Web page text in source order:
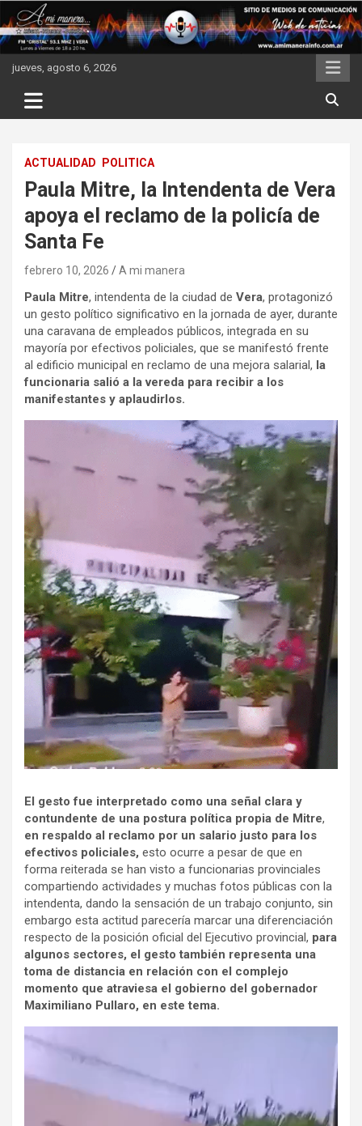
to
content
jueves, agosto 6, 2026
ACTUALIDAD POLITICA
Paula Mitre, la Intendenta de Vera
apoya el reclamo de la policía de
Santa Fe
febrero 10, 2026 A mi manera
Paula Mitre, intendenta de la ciudad de Vera, protagonizó
un gesto político significativo en la jornada de ayer, durante
una caravana de empleados públicos, integrada en su
mayoría por efectivos policiales, que se manifestó frente
al edificio municipal en reclamo de una mejora salarial, la
funcionaria salió a la vereda para recibir a los
manifestantes y aplaudirlos.
El gesto fue interpretado como una señal clara y
contundente de una postura política propia de Mitre,
en respaldo al reclamo por un salario justo para los
efectivos policiales, esto ocurre a pesar de que en
forma reiterada se han visto a funcionarias provinciales
compartiendo actividades y muchas fotos públicas con la
intendenta, dando la sensación de un trabajo conjunto, sin
embargo esta actitud parecería marcar una diferenciación
respecto de la posición oficial del Ejecutivo provincial, para
algunos sectores, el gesto también representa una
toma de distancia en relación con el complejo
momento que atraviesa el gobierno del gobernador
Maximiliano Pullaro, en este tema.